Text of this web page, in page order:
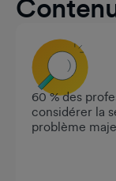
60 % des
considérer la
problème